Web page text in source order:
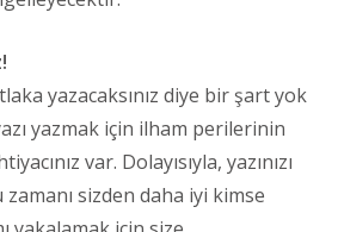
yazacaksınız diye bir şart yok
yazmak için ilham perilerinin
var. Dolayısıyla, yazınızı
sizden daha iyi kimse